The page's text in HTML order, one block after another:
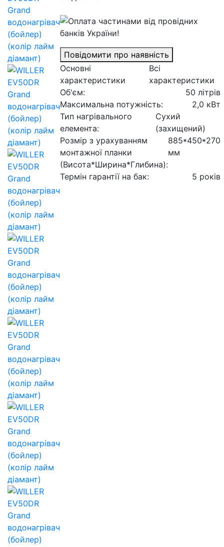
Основні
характеристики
Всі
характеристики
Об'єм:
50 літрів
Максимальна потужність:
2,0 кВт
Тип нагрівального
елемента:
Сухий
(захищений)
Розмір з урахуванням
монтажної планки
(Висота*Ширина*Глибина):
885*450*270
мм
Термін гарантії на бак: 5 років
Повідомити про наявність